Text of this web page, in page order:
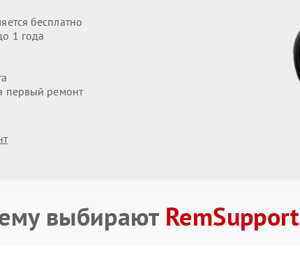
бесплатно
1 года
первый ремонт
выбирают RemSupport